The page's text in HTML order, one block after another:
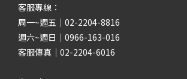
客服專線：
周一~週五｜02-2204-8816
週六~週日｜0966-163-016
客服傳真｜02-2204-6016